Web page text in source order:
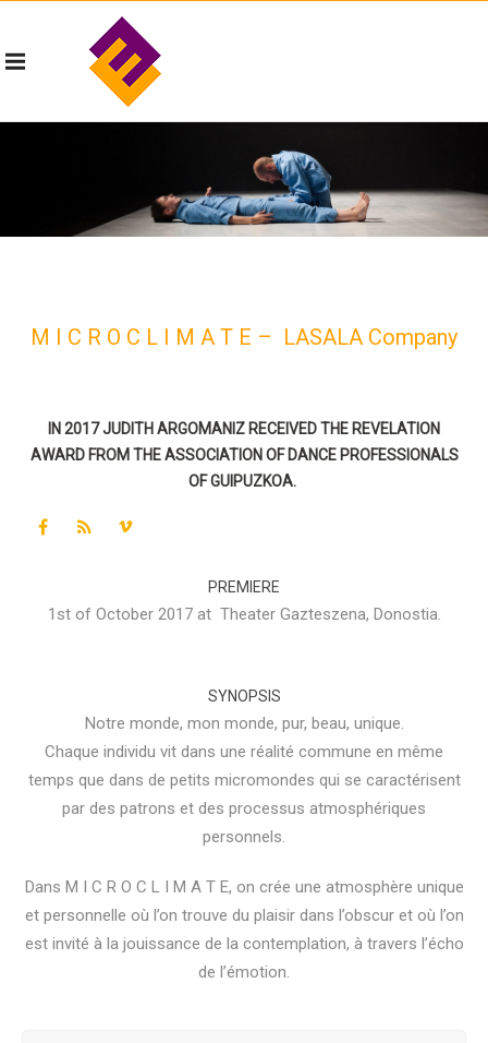
M I C R O C L I M A T E – LASALA Company
IN 2017 JUDITH ARGOMANIZ RECEIVED THE REVELATION
AWARD FROM THE ASSOCIATION OF DANCE PROFESSIONALS
OF GUIPUZKOA.
PREMIERE
1st of October 2017 at Theater Gazteszena, Donostia.
SYNOPSIS
Notre monde, mon monde, pur, beau, unique.
Chaque individu vit dans une réalité commune en même
temps que dans de petits micromondes qui se caractérisent
par des patrons et des processus atmosphériques
personnels.
Dans M I C R O C L I M A T E, on crée une atmosphère unique
et personnelle où l’on trouve du plaisir dans l’obscur et où l’on
est invité à la jouissance de la contemplation, à travers l’écho
de l’émotion.